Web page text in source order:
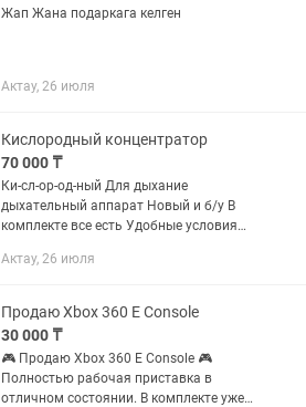
Жап Жана подаркага келген
Актау, 26 июля
Кислородный концентратор
70 000 ₸
Ки-сл-ор-од-ный Для дыхание
дыхательный аппарат Новый и б/у В
комплекте все есть Удобные условия
Подробнее по телефону звоните Ко-нц-
Актау, 26 июля
Продаю Xbox 360 E Console
30 000 ₸
🎮 Продаю Xbox 360 E Console 🎮
Полностью рабочая приставка в
отличном состоянии. В комплекте уже